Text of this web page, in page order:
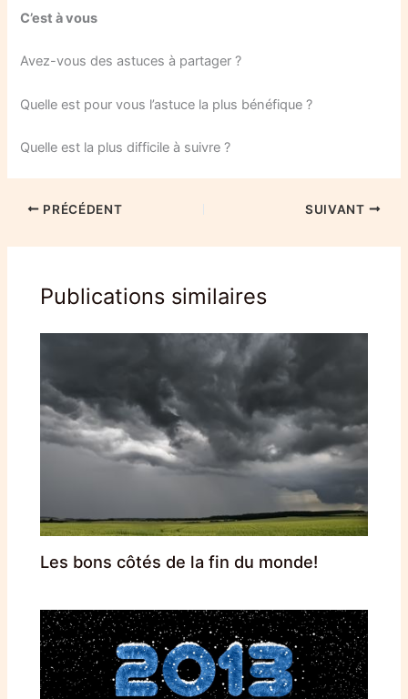
C’est à vous
Avez-vous des astuces à partager ?
Quelle est pour vous l’astuce la plus bénéfique ?
Quelle est la plus difficile à suivre ?
PRÉCÉDENT SUIVANT
Publications similaires
Les bons côtés de la fin du monde!